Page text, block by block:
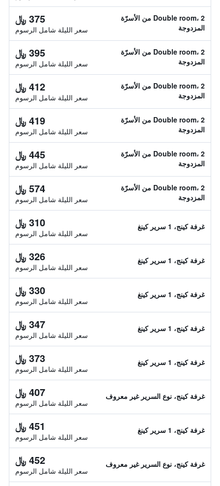
Double room، 2 من الأسرّة
المزدوجة
375 ﷼
سعر الليلة شامل الرسوم
Double room، 2 من الأسرّة
المزدوجة
395 ﷼
سعر الليلة شامل الرسوم
Double room، 2 من الأسرّة
المزدوجة
412 ﷼
سعر الليلة شامل الرسوم
Double room، 2 من الأسرّة
المزدوجة
419 ﷼
سعر الليلة شامل الرسوم
Double room، 2 من الأسرّة
المزدوجة
445 ﷼
سعر الليلة شامل الرسوم
Double room، 2 من الأسرّة
المزدوجة
574 ﷼
سعر الليلة شامل الرسوم
غرفة كينج، 1 سرير كينغ 310 ﷼
سعر الليلة شامل الرسوم
غرفة كينج، 1 سرير كينغ 326 ﷼
سعر الليلة شامل الرسوم
غرفة كينج، 1 سرير كينغ 330 ﷼
سعر الليلة شامل الرسوم
غرفة كينج، 1 سرير كينغ 347 ﷼
سعر الليلة شامل الرسوم
غرفة كينج، 1 سرير كينغ 373 ﷼
سعر الليلة شامل الرسوم
غرفة كينج، نوع السرير غير معروف 407 ﷼
سعر الليلة شامل الرسوم
غرفة كينج، 1 سرير كينغ 451 ﷼
سعر الليلة شامل الرسوم
غرفة كينج، نوع السرير غير معروف 452 ﷼
سعر الليلة شامل الرسوم